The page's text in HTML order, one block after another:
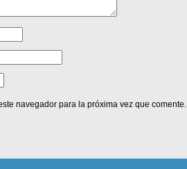
navegador para la próxima vez que comente.